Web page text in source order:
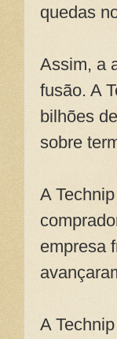
quedas
Assim, a
fusão. A
bilhões
sobre
A
empresa
A